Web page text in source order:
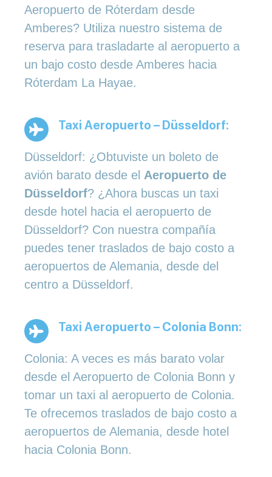
Aeropuerto de Róterdam desde
Amberes? Utiliza nuestro sistema de
reserva para trasladarte al aeropuerto a
un bajo costo desde Amberes hacia
Róterdam La Hayae.
Taxi Aeropuerto – Düsseldorf:
Düsseldorf: ¿Obtuviste un boleto de
avión barato desde el Aeropuerto de
Düsseldorf? ¿Ahora buscas un taxi
desde hotel hacia el aeropuerto de
Düsseldorf? Con nuestra compañía
puedes tener traslados de bajo costo a
aeropuertos de Alemania, desde del
centro a Düsseldorf.
Taxi Aeropuerto – Colonia Bonn:
Colonia: A veces es más barato volar
desde el Aeropuerto de Colonia Bonn y
tomar un taxi al aeropuerto de Colonia.
Te ofrecemos traslados de bajo costo a
aeropuertos de Alemania, desde hotel
hacia Colonia Bonn.